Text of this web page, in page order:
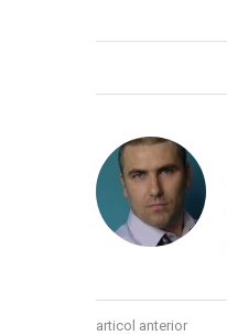
articol anterior